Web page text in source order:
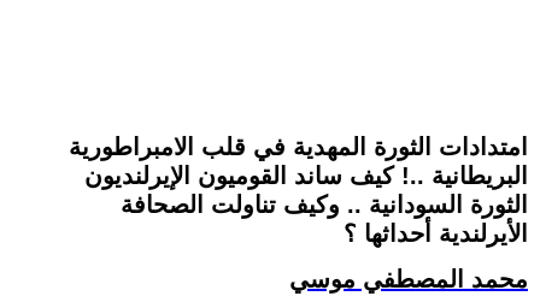
امتدادات الثورة المهدية في قلب الامبراطورية
البريطانية ..! كيف ساند القوميون الإيرلنديون
الثورة السودانية .. وكيف تناولت الصحافة
الأيرلندية أحداثها ؟
محمد المصطفي موسي